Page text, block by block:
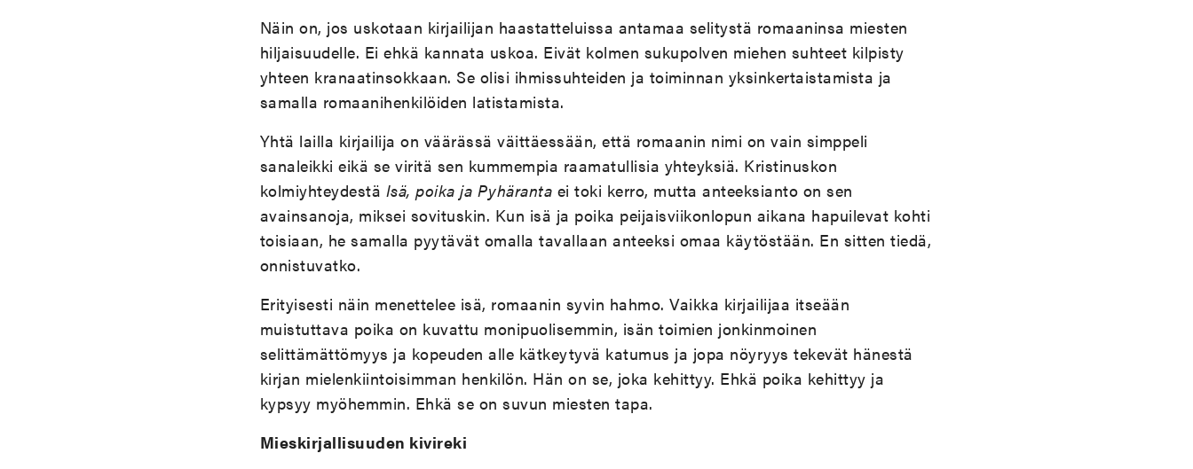
Näin on, jos uskotaan kirjailijan haastatteluissa antamaa selitystä romaaninsa miesten
hiljaisuudelle. Ei ehkä kannata uskoa. Eivät kolmen sukupolven miehen suhteet kilpisty
yhteen kranaatinsokkaan. Se olisi ihmissuhteiden ja toiminnan yksinkertaistamista ja
samalla romaanihenkilöiden latistamista.
Yhtä lailla kirjailija on väärässä väittäessään, että romaanin nimi on vain simppeli
sanaleikki eikä se viritä sen kummempia raamatullisia yhteyksiä. Kristinuskon
kolmiyhteydestä Isä, poika ja Pyhäranta ei toki kerro, mutta anteeksianto on sen
avainsanoja, miksei sovituskin. Kun isä ja poika peijaisviikonlopun aikana hapuilevat kohti
toisiaan, he samalla pyytävät omalla tavallaan anteeksi omaa käytöstään. En sitten tiedä,
onnistuvatko.
Erityisesti näin menettelee isä, romaanin syvin hahmo. Vaikka kirjailijaa itseään
muistuttava poika on kuvattu monipuolisemmin, isän toimien jonkinmoinen
selittämättömyys ja kopeuden alle kätkeytyvä katumus ja jopa nöyryys tekevät hänestä
kirjan mielenkiintoisimman henkilön. Hän on se, joka kehittyy. Ehkä poika kehittyy ja
kypsyy myöhemmin. Ehkä se on suvun miesten tapa.
Mieskirjallisuuden kivireki